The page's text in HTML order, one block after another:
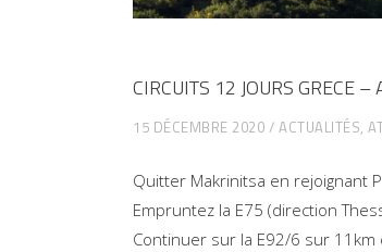
CIRCUITS 12 JOURS GRECE
15 DÉCEMBRE 2020 ACTUALITÉS,
Quitter Makrinitsa en rejoignant
Empruntez la E75 (direction
Continuer sur la E92/6 sur 11km